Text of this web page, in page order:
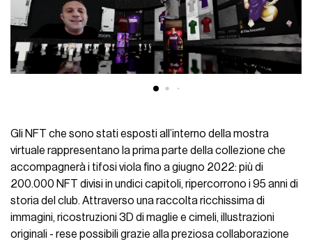
Gli NFT che sono stati esposti all’interno della mostra
virtuale rappresentano la prima parte della collezione che
accompagnerà i tifosi viola fino a giugno 2022: più di
200.000 NFT divisi in undici capitoli, ripercorrono i 95 anni di
storia del club. Attraverso una raccolta ricchissima di
immagini, ricostruzioni 3D di maglie e cimeli, illustrazioni
originali - rese possibili grazie alla preziosa collaborazione